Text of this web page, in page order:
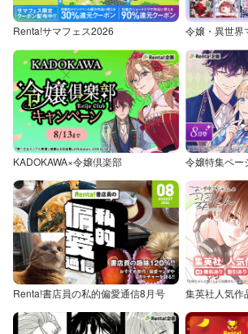
Renta!サマフェス2026 令嬢・異世界
KADOKAWA×令嬢倶楽部 令嬢特集ペー
Renta!書店員の私的偏愛通信8月号 集英社人気作